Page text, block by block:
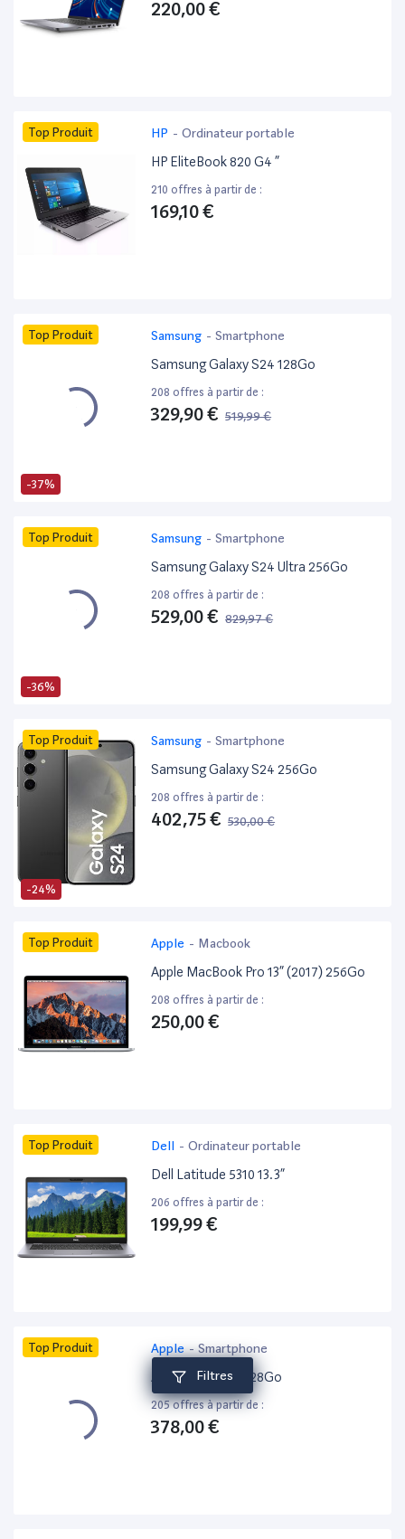
Filtres
220,00 €
Top Produit HP - Ordinateur portable
HP EliteBook 820 G4 ”
210 offres à partir de :
169,10 €
-37%
Top Produit Samsung - Smartphone
Samsung Galaxy S24 128Go
208 offres à partir de :
329,90 € 519,99 €
-36%
Top Produit Samsung - Smartphone
Samsung Galaxy S24 Ultra 256Go
208 offres à partir de :
529,00 € 829,97 €
-24%
Top Produit Samsung - Smartphone
Samsung Galaxy S24 256Go
208 offres à partir de :
402,75 € 530,00 €
Top Produit Apple - Macbook
Apple MacBook Pro 13” (2017) 256Go
208 offres à partir de :
250,00 €
Top Produit Dell - Ordinateur portable
Dell Latitude 5310 13.3”
206 offres à partir de :
199,99 €
Top Produit Apple- Smartphone
Apple iPhone 15 128Go
205 offres à partir de :
378,00 €